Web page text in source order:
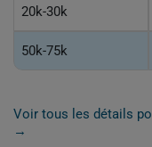
20k-30k
50k-75k
Voir tous les détails
→